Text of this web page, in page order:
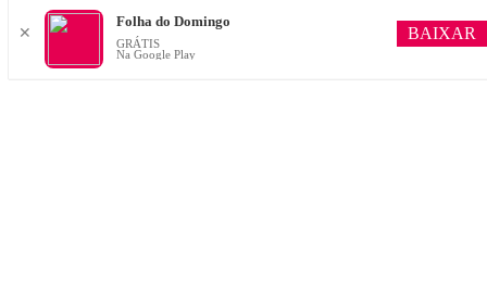
✕
Folha do Domingo
GRÁTIS
Na Google Play
BAIXAR